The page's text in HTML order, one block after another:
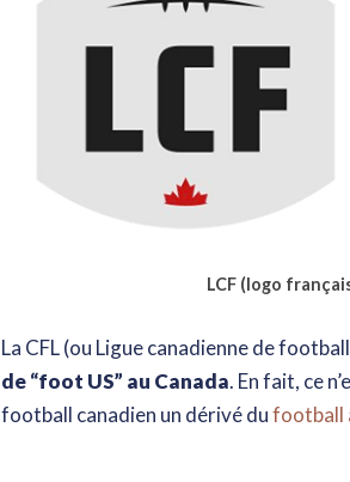
LCF (logo
La CFL (ou Ligue canadienne de
de “foot US” au Canada. En fait, ce
football canadien un dérivé dufootball